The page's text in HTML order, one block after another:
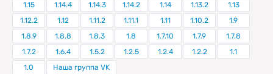
1.15
1.14.4 1.14.3 1.14.2 1.14 1.13.2
1.13
1.12.2
1.12 1.11.2 1.11.1 1.11 1.10.2
1.9
1.8.9
1.8.8 1.8.3 1.8 1.7.10 1.7.9
1.7.8
1.7.2
1.6.4 1.5.2 1.2.5 1.2.4 1.2.2
1.1
1.0
Наша группа VK